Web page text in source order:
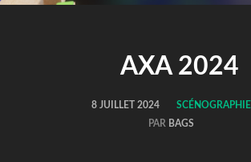
AXA 2024
8 JUILLET 2024
SCÉNOGRAPHIE
PAR BAGS